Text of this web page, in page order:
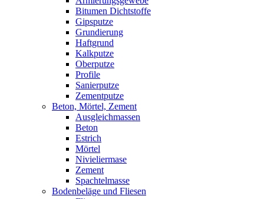
Bitumen Dichtstoffe
Gipsputze
Grundierung
Haftgrund
Kalkputze
Oberputze
Profile
Sanierputze
Zementputze
Beton, Mörtel, Zement
Ausgleichmassen
Beton
Estrich
Mörtel
Nivieliermase
Zement
Spachtelmasse
Bodenbeläge und Fliesen